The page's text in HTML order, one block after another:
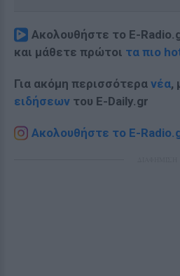
Ακολουθήστε το E-
και μάθετε πρώτοι τα πιο
Για ακόμη περισσότερα νέα,
ειδήσεων του E-Daily.gr
Ακολουθήστε το E-